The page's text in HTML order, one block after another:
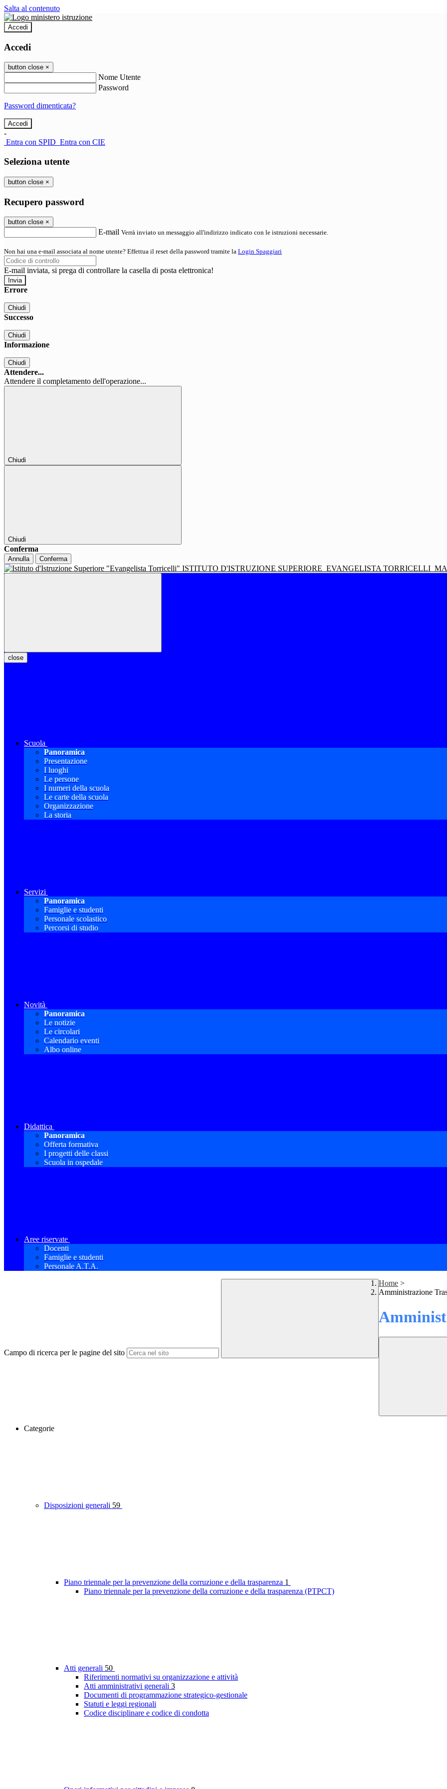
Salta al contenuto
Accedi
Accedi
button close ×
Nome Utente
Password
Password dimenticata?
-
Entra con SPID Entra con CIE
Seleziona utente
button close ×
Recupero password
button close ×
E-mail Verrà inviato un messaggio all'indirizzo indicato con le istruzioni necessarie.
Non hai una e-mail associata al nome utente? Effettua il reset della password tramite la Login Spaggiari
E-mail inviata, si prega di controllare la casella di posta elettronica!
Errore
Chiudi
Successo
Chiudi
Informazione
Chiudi
Attendere...
Attendere il completamento dell'operazione...
Chiudi
Chiudi
Conferma
Annulla Conferma
ISTITUTO D'ISTRUZIONE SUPERIORE EVANGELISTA TORRICELLI
close
Scuola
Panoramica
Presentazione
I luoghi
Le persone
I numeri della scuola
Le carte della scuola
Organizzazione
La storia
Servizi
Panoramica
Famiglie e studenti
Personale scolastico
Percorsi di studio
Novità
Panoramica
Le notizie
Le circolari
Calendario eventi
Albo online
Didattica
Panoramica
Offerta formativa
I progetti delle classi
Scuola in ospedale
Aree riservate
Docenti
Famiglie e studenti
Personale A.T.A.
Campo di ricerca per le pagine del sito
Home >
Amministrazione
Categorie
Disposizioni generali 59
Piano triennale per la prevenzione della corruzione e della trasparenza 1
Piano triennale per la prevenzione della corruzione e della trasparenza (PTPCT)
Atti generali 50
Riferimenti normativi su organizzazione e attività
Atti amministrativi generali 3
Documenti di programmazione strategico-gestionale
Statuti e leggi regionali
Codice disciplinare e codice di condotta